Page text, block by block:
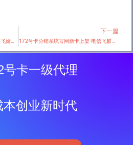
172号卡分销系统官网新卡上架-电信飞婧卡【19元110G流量+200分钟】
下一篇
172号卡分销系统官网新卡上架-电信飞麒卡【19元110G流量+200分钟】
号卡一级代理
本创业新时代